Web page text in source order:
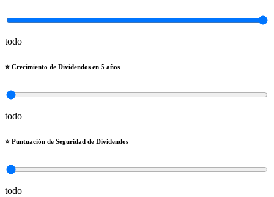
todo
⭐️ Crecimiento de Dividendos en 5 años
todo
⭐️ Puntuación de Seguridad de Dividendos
todo